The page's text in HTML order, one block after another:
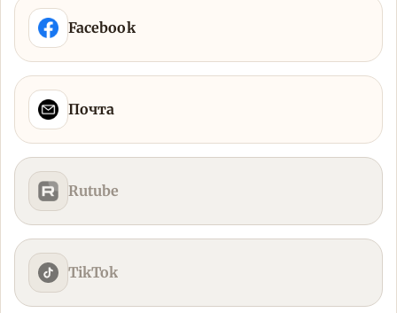
Facebook
Почта
Rutube
TikTok